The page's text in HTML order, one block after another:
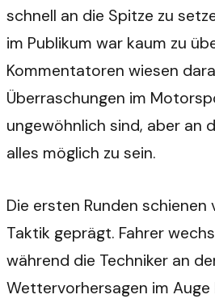
schnell an die Spitze zu
im Publikum war kaum zu
Kommentatoren wiesen
Überraschungen im
ungewöhnlich sind, aber an
alles möglich zu sein.
Die ersten Runden schienen
Taktik geprägt. Fahrer
während die Techniker an
Wettervorhersagen im Auge